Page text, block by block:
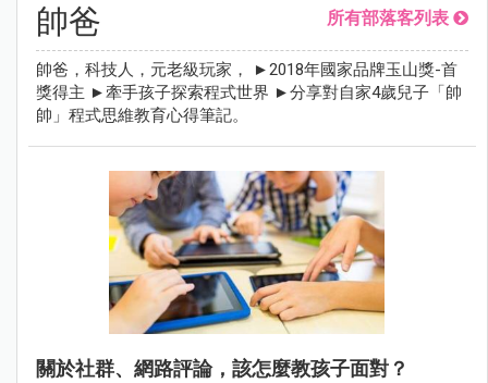
帥爸 所有部落客列表
帥爸，科技人，元老級玩家， ►2018年國家品牌玉山獎-首
獎得主 ►牽手孩子探索程式世界 ►分享對自家4歲兒子「帥
帥」程式思維教育心得筆記。
關於社群、網路評論，該怎麼教孩子面對？